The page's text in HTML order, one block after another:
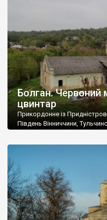
Болган. Червоний
цвинтар
Прикордонне із
Південь Вінниччини,
старовинний цвинтар із
збереглися, написані
мовою. За всіма
український. Хрести
роках Болган […]